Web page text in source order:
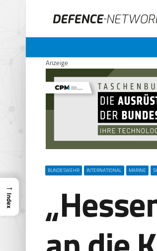
Anzeige
BUNDESWEHR INTERNATIONAL MARINE
→
Index